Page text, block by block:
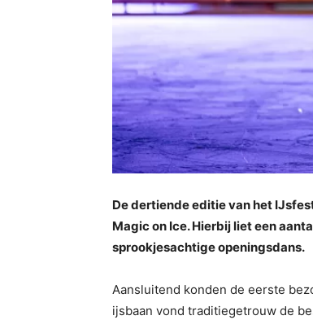
De dertiende editie van het
Magic on Ice. Hierbij liet een
sprookjesachtige openingsdans.
Aansluitend konden de eerste
ijsbaan vond traditiegetrouw de